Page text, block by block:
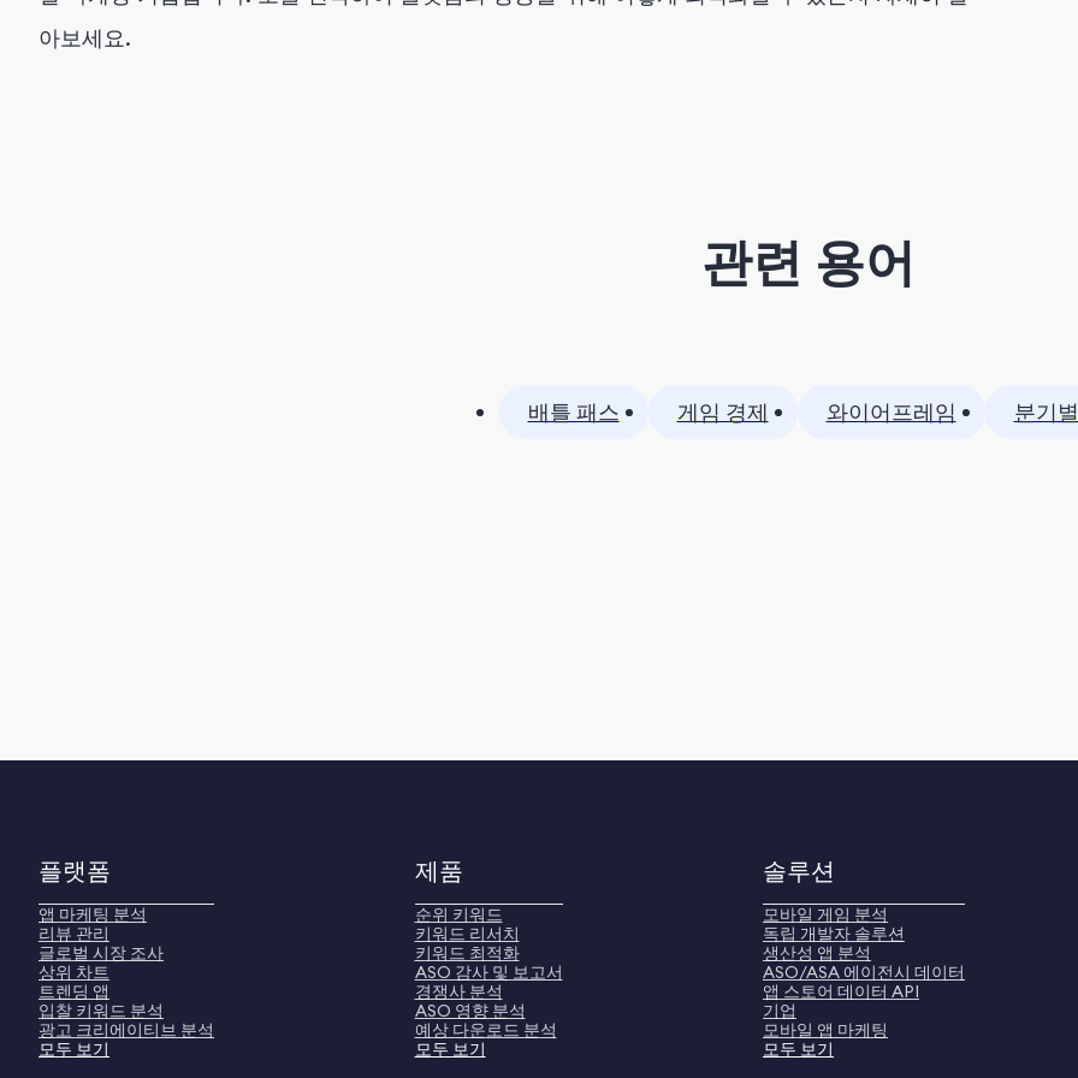
아보세요.
관련 용어
배틀 패스 게임 경제 와이어프레임 분기
플랫폼
앱 마케팅 분석
리뷰 관리
글로벌 시장 조사
상위 차트
트렌딩 앱
입찰 키워드 분석
광고 크리에이티브 분석
모두 보기
제품
순위 키워드
키워드 리서치
키워드 최적화
ASO 감사 및 보고서
경쟁사 분석
ASO 영향 분석
예상 다운로드 분석
모두 보기
솔루션
모바일 게임 분석
독립 개발자 솔루션
생산성 앱 분석
ASO/ASA 에이전시 데이터
앱 스토어 데이터 API
기업
모바일 앱 마케팅
모두 보기